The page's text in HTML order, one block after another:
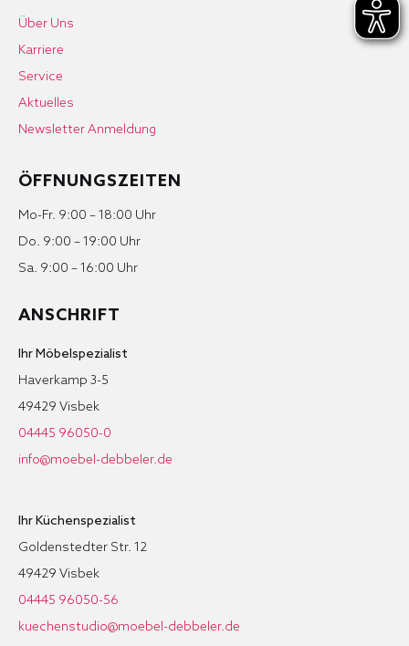
Über Uns
Karriere
Service
Aktuelles
Newsletter Anmeldung
ÖFFNUNGSZEITEN
Mo-Fr. 9:00 – 18:00 Uhr
Do. 9:00 – 19:00 Uhr
Sa. 9:00 – 16:00 Uhr
ANSCHRIFT
Ihr Möbelspezialist
Haverkamp 3-5
49429 Visbek
04445 96050-0
info@moebel-debbeler.de
Ihr Küchenspezialist
Goldenstedter Str. 12
49429 Visbek
04445 96050-56
kuechenstudio@moebel-debbeler.de